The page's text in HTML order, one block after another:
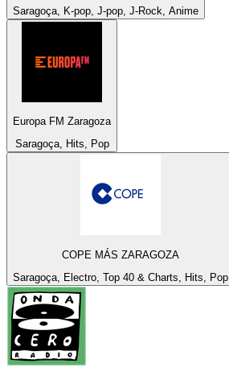
Saragoça, K-pop, J-pop, J-Rock, Anime
Europa FM Zaragoza
Saragoça, Hits, Pop
COPE MÁS ZARAGOZA
Saragoça, Electro, Top 40 & Charts, Hits, Pop